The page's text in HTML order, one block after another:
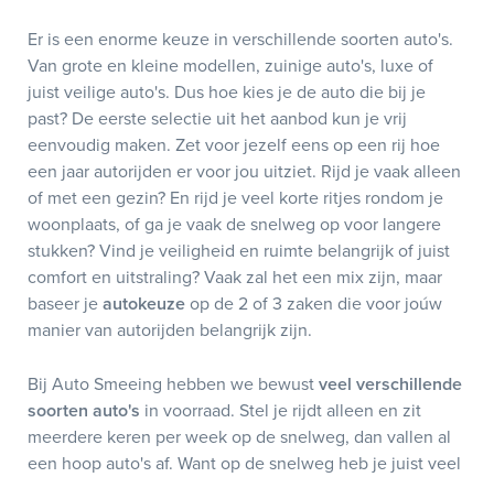
Er is een enorme keuze in verschillende soorten auto's.
Van grote en kleine modellen, zuinige auto's, luxe of
juist veilige auto's. Dus hoe kies je de auto die bij je
past? De eerste selectie uit het aanbod kun je vrij
eenvoudig maken. Zet voor jezelf eens op een rij hoe
een jaar autorijden er voor jou uitziet. Rijd je vaak alleen
of met een gezin? En rijd je veel korte ritjes rondom je
woonplaats, of ga je vaak de snelweg op voor langere
stukken? Vind je veiligheid en ruimte belangrijk of juist
comfort en uitstraling? Vaak zal het een mix zijn, maar
baseer je autokeuze op de 2 of 3 zaken die voor joúw
manier van autorijden belangrijk zijn.
Bij Auto Smeeing hebben we bewust veel verschillende
soorten auto's in voorraad. Stel je rijdt alleen en zit
meerdere keren per week op de snelweg, dan vallen al
een hoop auto's af. Want op de snelweg heb je juist veel